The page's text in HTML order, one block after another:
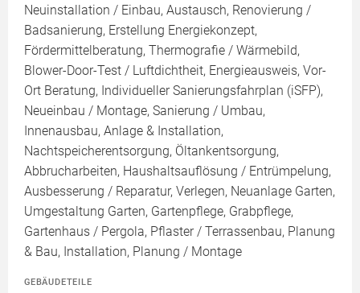
Neuinstallation / Einbau, Austausch, Renovierung /
Badsanierung, Erstellung Energiekonzept,
Fördermittelberatung, Thermografie / Wärmebild,
Blower-Door-Test / Luftdichtheit, Energieausweis, Vor-
Ort Beratung, Individueller Sanierungsfahrplan (iSFP),
Neueinbau / Montage, Sanierung / Umbau,
Innenausbau, Anlage & Installation,
Nachtspeicherentsorgung, Öltankentsorgung,
Abbrucharbeiten, Haushaltsauflösung / Entrümpelung,
Ausbesserung / Reparatur, Verlegen, Neuanlage Garten,
Umgestaltung Garten, Gartenpflege, Grabpflege,
Gartenhaus / Pergola, Pflaster / Terrassenbau, Planung
& Bau, Installation, Planung / Montage
GEBÄUDETEILE